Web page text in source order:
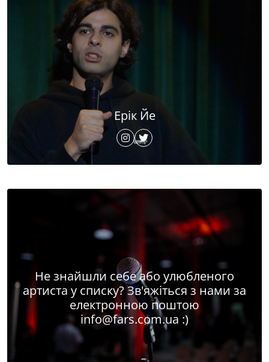
Ерік Йе
Не знайшли себе або улюбленого
артиста у списку? Зв'яжіться з нами за
електронною поштою
info@fars.com.ua :)